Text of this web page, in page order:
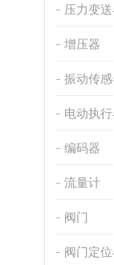
压力变
增压器
振动传感
电动执
编码器
流量计
阀门
阀门定